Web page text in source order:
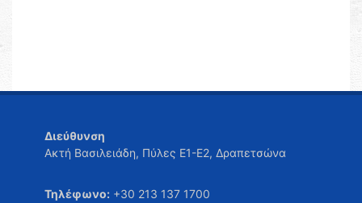
Διεύθυνση
Ακτή Βασιλειάδη, Πύλες Ε1-Ε2, Δραπετσώνα
Τηλέφωνο: +30 213 137 1700